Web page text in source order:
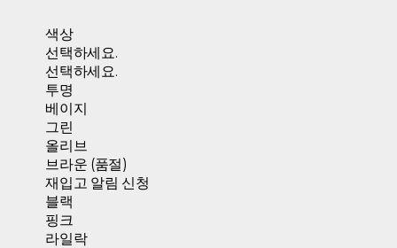
색상
선택하세요.
선택하세요.
투명
베이지
그린
올리브
브라운 (품절)
재입고 알림 신청
블랙
핑크
라일락